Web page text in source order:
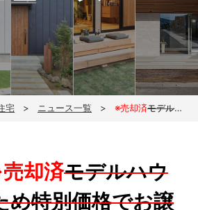
宅 ニュース一覧 ※売却済モデルハウス売却のため特別価格でお譲りいたします！
却済モデルハウ
め特別価格でお譲